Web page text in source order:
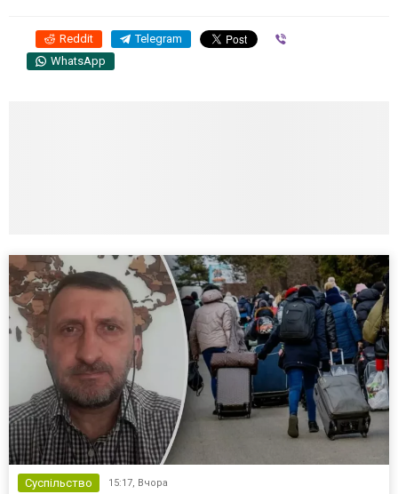
Reddit Telegram
WhatsApp
Суспільство 15:17, Вчора